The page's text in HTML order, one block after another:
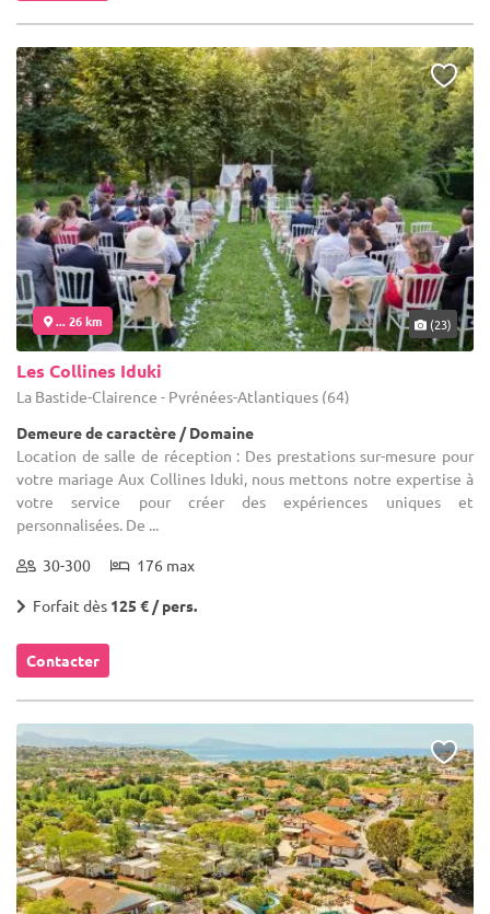
... 26 km (23)
Les Collines Iduki
La Bastide-Clairence - Pyrénées-Atlantiques (64)
Demeure de caractère / Domaine
Location de salle de réception : Des prestations sur-mesure pour
votre mariage Aux Collines Iduki, nous mettons notre expertise à
votre service pour créer des expériences uniques et
personnalisées. De ...
30-300 176 max
Forfait dès 125 € / pers.
Contacter